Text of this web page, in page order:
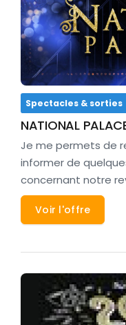
Spectacles & sorties
NATIONAL
Je me permets de
informer de
concernant notre
Voir l'offre